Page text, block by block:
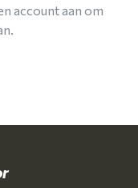
account aan om